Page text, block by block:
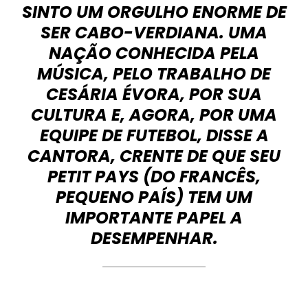
SINTO UM ORGULHO ENORME DE
SER CABO-VERDIANA. UMA
NAÇÃO CONHECIDA PELA
MÚSICA, PELO TRABALHO DE
CESÁRIA ÉVORA, POR SUA
CULTURA E, AGORA, POR UMA
EQUIPE DE FUTEBOL, DISSE A
CANTORA, CRENTE DE QUE SEU
PETIT PAYS (DO FRANCÊS,
PEQUENO PAÍS) TEM UM
IMPORTANTE PAPEL A
DESEMPENHAR.